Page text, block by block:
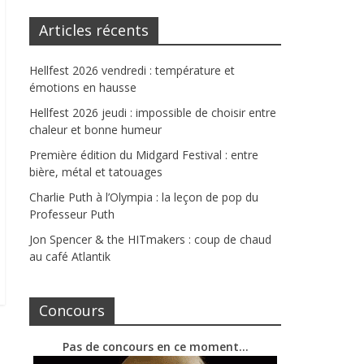
Articles récents
Hellfest 2026 vendredi : température et
émotions en hausse
Hellfest 2026 jeudi : impossible de choisir entre
chaleur et bonne humeur
Première édition du Midgard Festival : entre
bière, métal et tatouages
Charlie Puth à l’Olympia : la leçon de pop du
Professeur Puth
Jon Spencer & the HITmakers : coup de chaud
au café Atlantik
Concours
Pas de concours en ce moment…